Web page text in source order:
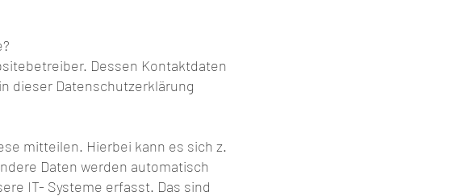
Dessen Kontaktdaten
dieser Datenschutzerklärung
mitteilen. Hierbei kann es sich z.
Daten werden automatisch
IT- Systeme erfasst. Das sind